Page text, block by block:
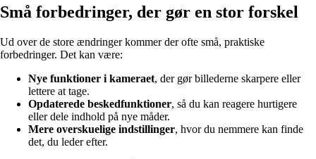
Små forbedringer, der gør en stor forskel
Ud over de store ændringer kommer der ofte små, praktiske
forbedringer. Det kan være:
Nye funktioner i kameraet, der gør billederne skarpere eller
lettere at tage.
Opdaterede beskedfunktioner, så du kan reagere hurtigere
eller dele indhold på nye måder.
Mere overskuelige indstillinger, hvor du nemmere kan finde
det, du leder efter.